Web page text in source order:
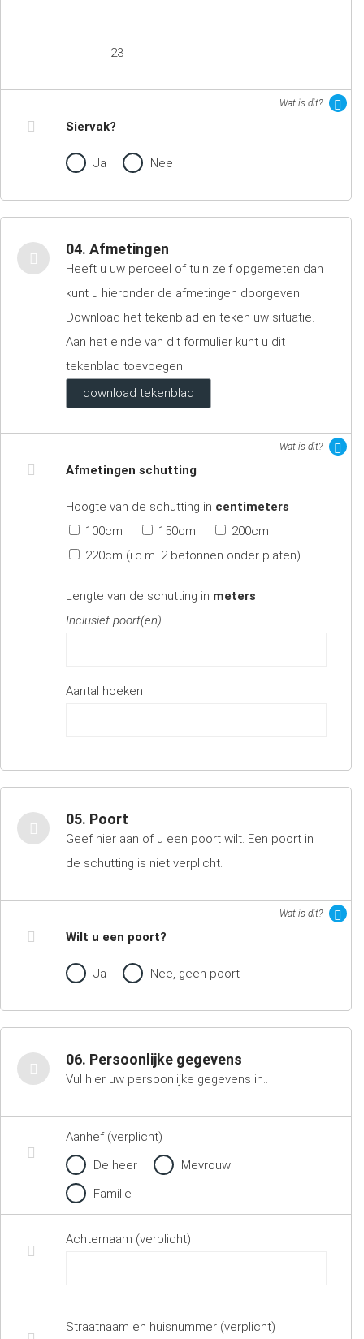
23
Wat is dit?
Siervak?
Ja Nee
04. Afmetingen
Heeft u uw perceel of tuin zelf opgemeten dan
kunt u hieronder de afmetingen doorgeven.
Download het tekenblad en teken uw situatie.
Aan het einde van dit formulier kunt u dit
tekenblad toevoegen
download tekenblad
Wat is dit?
Afmetingen schutting
Hoogte van de schutting in centimeters
100cm
150cm
200cm
220cm (i.c.m. 2 betonnen onder platen)
Lengte van de schutting in meters
Inclusief poort(en)
Aantal hoeken
05. Poort
Geef hier aan of u een poort wilt. Een poort in
de schutting is niet verplicht.
Wat is dit?
Wilt u een poort?
Ja Nee, geen poort
06. Persoonlijke gegevens
Vul hier uw persoonlijke gegevens in..
Aanhef (verplicht)
De heer
Mevrouw
Familie
Achternaam (verplicht)
Straatnaam en huisnummer (verplicht)